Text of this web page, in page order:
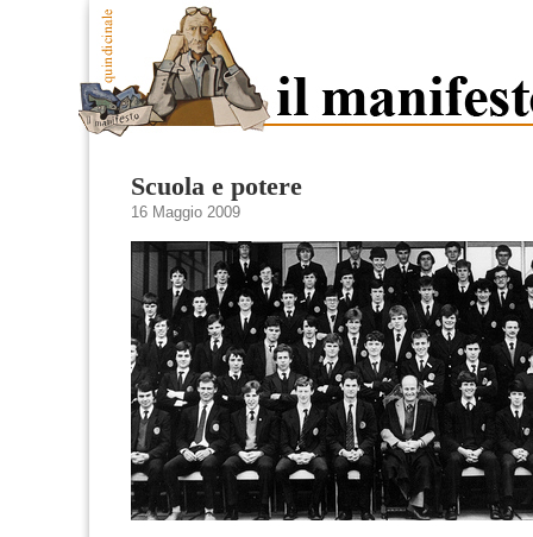
Scuola e potere
16 Maggio 2009